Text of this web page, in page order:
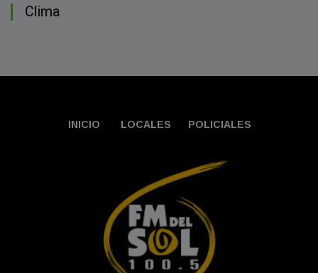
Clima
INICIO LOCALES POLICIALES